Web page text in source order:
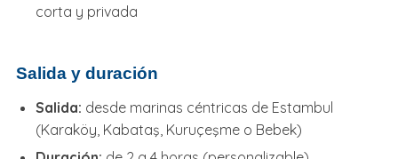
corta y privada
Salida y duración
Salida: desde marinas céntricas de Estambul
(Karaköy, Kabataş, Kuruçeşme o Bebek)